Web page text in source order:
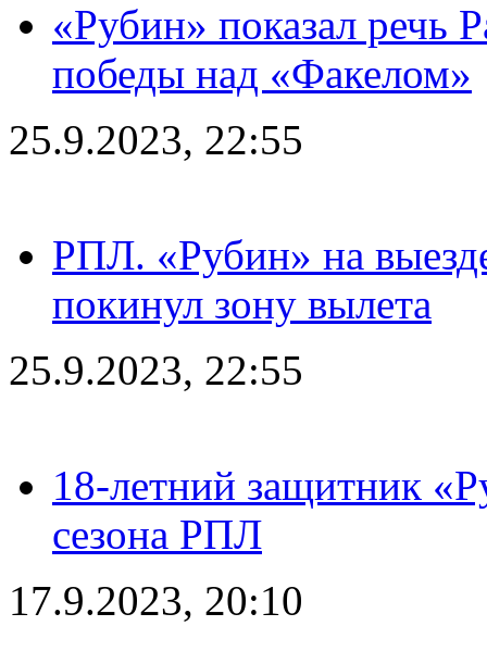
«Рубин» показал речь
победы над «Факелом»
25.9.2023, 22:55
РПЛ. «Рубин» на
покинул зону вылета
25.9.2023, 22:55
18-летний защитник
сезона РПЛ
17.9.2023, 20:10